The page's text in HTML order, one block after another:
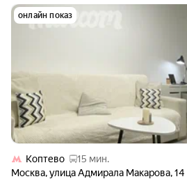
онлайн показ
Коптево
15 мин.
Москва,улица Адмирала Макарова,14